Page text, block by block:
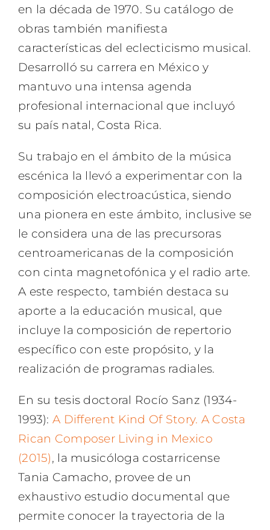
en la década de 1970. Su catálogo de
obras también manifiesta
características del eclecticismo musical.
Desarrolló su carrera en México y
mantuvo una intensa agenda
profesional internacional que incluyó
su país natal, Costa Rica.
Su trabajo en el ámbito de la música
escénica la llevó a experimentar con la
composición electroacústica, siendo
una pionera en este ámbito, inclusive se
le considera una de las precursoras
centroamericanas de la composición
con cinta magnetofónica y el radio arte.
A este respecto, también destaca su
aporte a la educación musical, que
incluye la composición de repertorio
específico con este propósito, y la
realización de programas radiales.
En su tesis doctoral Rocío Sanz (1934-
1993): A Different Kind Of Story. A Costa
Rican Composer Living in Mexico
(2015), la musicóloga costarricense
Tania Camacho, provee de un
exhaustivo estudio documental que
permite conocer la trayectoria de la